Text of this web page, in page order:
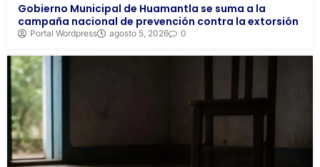
Gobierno Municipal de Huamantla se suma a la
campaña nacional de prevención contra la extorsión
Portal Wordpress agosto 5, 2026 0